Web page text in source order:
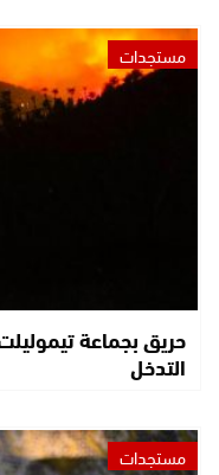
مستجدات
حريق بجماعة
التدخل
مستجدات